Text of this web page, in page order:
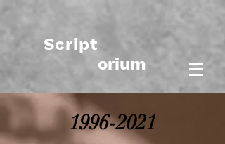
Script
orium
1996-2021